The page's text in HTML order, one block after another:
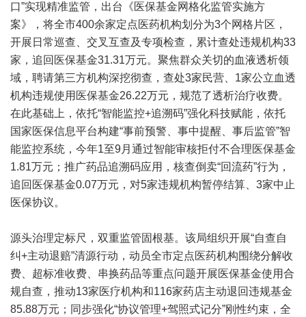
口”实现精准监管，出台《医保基金网格化监管实施方
案》，将全市400余家定点医药机构划分为3个网格片区，
开展日常巡查、交叉互查及专项检查，累计查处违规机构33
家，追回医保基金31.31万元。聚焦群众关切的血液透析领
域，聘请第三方机构深挖彻查，查处3家民营、1家公立血透
机构违规使用医保基金26.22万元，规范了透析治疗收费。
在此基础上，依托“智能监控+追溯码”强化科技赋能，依托
国家医保信息平台构建“事前预警、事中提醒、事后监管”智
能监控系统，今年1至9月通过智能审核拒付不合理医保基金
1.81万元；推广药品追溯码应用，核查倒卖“回流药”行为，
追回医保基金0.07万元，对5家违规机构暂停结算、3家中止
医保协议。
源头治理定标尺，双重监管固根基。该局组织开展“自查自
纠+主动退赔”清源行动，动员全市定点医药机构围绕分解收
费、超标准收费、串换药品等重点问题开展医保基金使用合
规自查，推动13家医疗机构和116家药店主动退回违规基金
85.88万元；同步强化“协议管理+驾照式记分”刚性约束，全